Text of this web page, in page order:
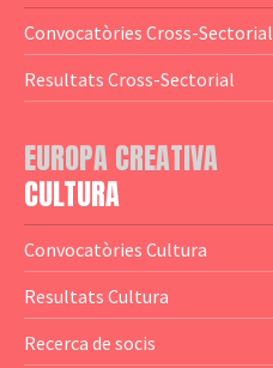
— Guies MEDIA
— Altres Guies
— Presentacions
— Estudis
— Anuaris
— Catàlegs
— Estadístiques
Convocatòries Cross-Sectorial
Resultats Cross-Sectorial
EUROPA CREATIVA
CULTURA
Convocatòries Cultura
Resultats Cultura
Recerca de socis